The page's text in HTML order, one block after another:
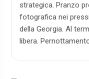
strategica. Pranzo
fotografica nei
della Georgia. Al
libera.